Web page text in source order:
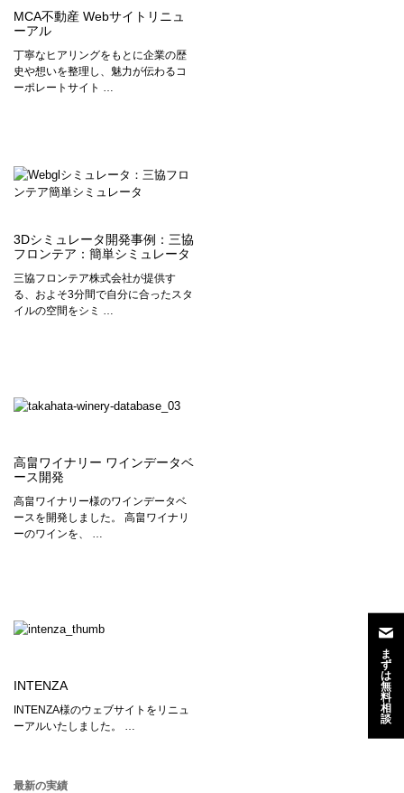
MCA不動産 Webサイトリニュ
ーアル
丁寧なヒアリングをもとに企業の歴
史や想いを整理し、魅力が伝わるコ
ーポレートサイト …
3Dシミュレータ開発事例：三協
フロンテア：簡単シミュレータ
三協フロンテア株式会社が提供す
る、およそ3分間で自分に合ったスタ
イルの空間をシミ …
高畠ワイナリー ワインデータベ
ース開発
高畠ワイナリー様のワインデータベ
ースを開発しました。 高畠ワイナリ
ーのワインを、 …
INTENZA
INTENZA様のウェブサイトをリニュ
ーアルいたしました。 …
最新の実績
ま
ず
は
無
料
相
談